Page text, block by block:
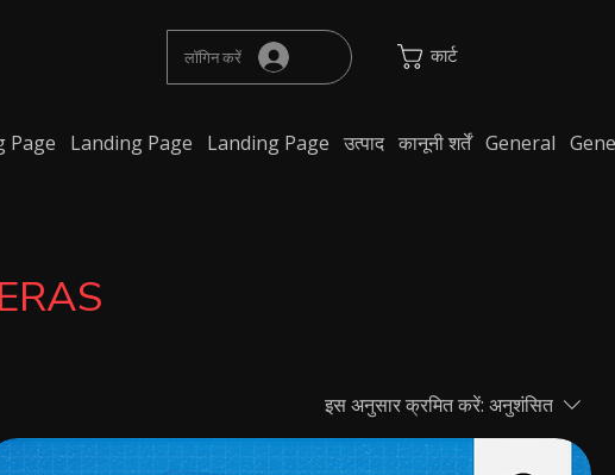
लॉगिन करें कार्ट
Page Landing Page Landing Page उत्पाद कानूनी शर्तें General
इस अनुसार क्रमित करें: अनुशंसित